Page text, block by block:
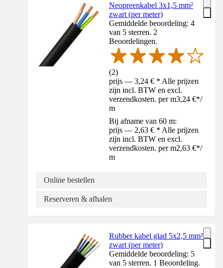
Neopreenkabel 3x1,5 mm²
zwart (per meter)
Gemiddelde beoordeling: 4
van 5 sterren. 2
Beoordelingen.
(2)
prijs — 3,24 € * Alle prijzen
zijn incl. BTW en excl.
verzendkosten. per m3,24 €*/
m
Bij afname van 60 m:
prijs — 2,63 € * Alle prijzen
zijn incl. BTW en excl.
verzendkosten. per m2,63 €*/
m
Online bestellen
Reserveren & afhalen
Rubber kabel glad 5x2,5 mm²
zwart (per meter)
Gemiddelde beoordeling: 5
van 5 sterren. 1 Beoordeling.